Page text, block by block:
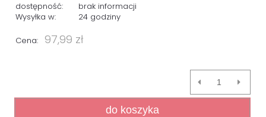
dostępność:
brak informacji
Wysyłka w:
24 godziny
Cena: 97,99 zł
do koszyka